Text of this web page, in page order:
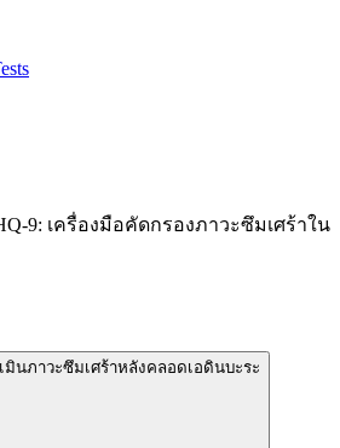
9: เครื่องมือคัดกรองภาวะซึมเศร้าใน
มินภาวะซึมเศร้าหลังคลอดเอดินบะระ